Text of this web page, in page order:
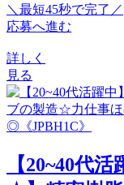
＼最短45秒で完了／
応募へ進む
詳しく
見る
【20~40代